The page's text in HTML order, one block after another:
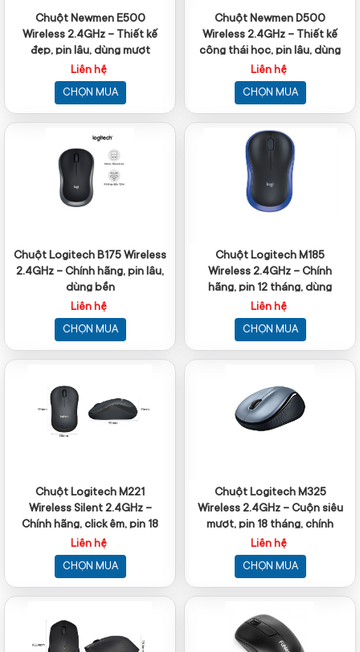
Chuột Newmen E500
Wireless 2.4GHz – Thiết kế
đẹp, pin lâu, dùng mượt
Liên hệ
CHỌN MUA
Chuột Newmen D500
Wireless 2.4GHz – Thiết kế
công thái học, pin lâu, dùng
mượt
Liên hệ
CHỌN MUA
Chuột Logitech B175 Wireless
2.4GHz – Chính hãng, pin lâu,
dùng bền
Liên hệ
CHỌN MUA
Chuột Logitech M185
Wireless 2.4GHz – Chính
hãng, pin 12 tháng, dùng
mượt
Liên hệ
CHỌN MUA
Chuột Logitech M221
Wireless Silent 2.4GHz –
Chính hãng, click êm, pin 18
tháng
Liên hệ
CHỌN MUA
Chuột Logitech M325
Wireless 2.4GHz – Cuộn siêu
mượt, pin 18 tháng, chính
hãng
Liên hệ
CHỌN MUA